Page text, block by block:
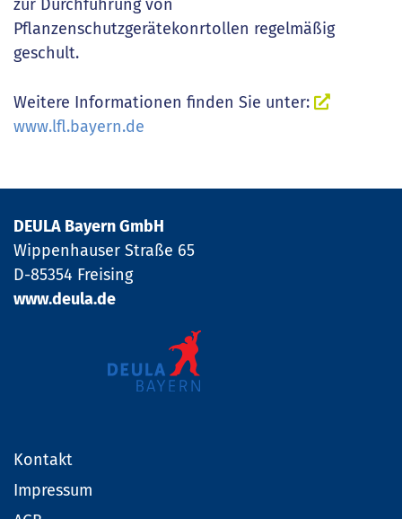
zur Durchführung von
Pflanzenschutzgerätekonrtollen regelmäßig
geschult.
Weitere Informationen finden Sie unter:
www.lfl.bayern.de
DEULA Bayern GmbH
Wippenhauser Straße 65
D-85354 Freising
www.deula.de
Kontakt
Impressum